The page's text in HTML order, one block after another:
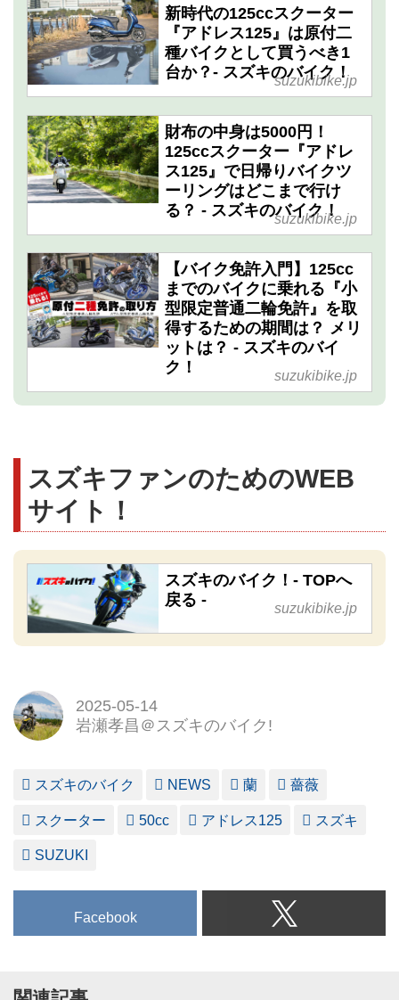
新時代の125ccスクーター
『アドレス125』は原付二
種バイクとして買うべき1
台か？- スズキのバイク！
suzukibike.jp
財布の中身は5000円！
125ccスクーター『アドレ
ス125』で日帰りバイクツ
ーリングはどこまで行け
る？ - スズキのバイク！
suzukibike.jp
【バイク免許入門】125cc
までのバイクに乗れる『小
型限定普通二輪免許』を取
得するための期間は？ メリ
ットは？ - スズキのバイ
ク！
suzukibike.jp
スズキファンのためのWEB
サイト！
スズキのバイク！- TOPへ
戻る -
suzukibike.jp
2025-05-14
岩瀬孝昌＠スズキのバイク!
スズキのバイク NEWS 蘭 薔薇
スクーター 50cc アドレス125 スズキ
SUZUKI
Facebook